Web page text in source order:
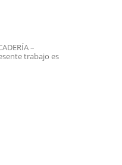
–
trabajo es